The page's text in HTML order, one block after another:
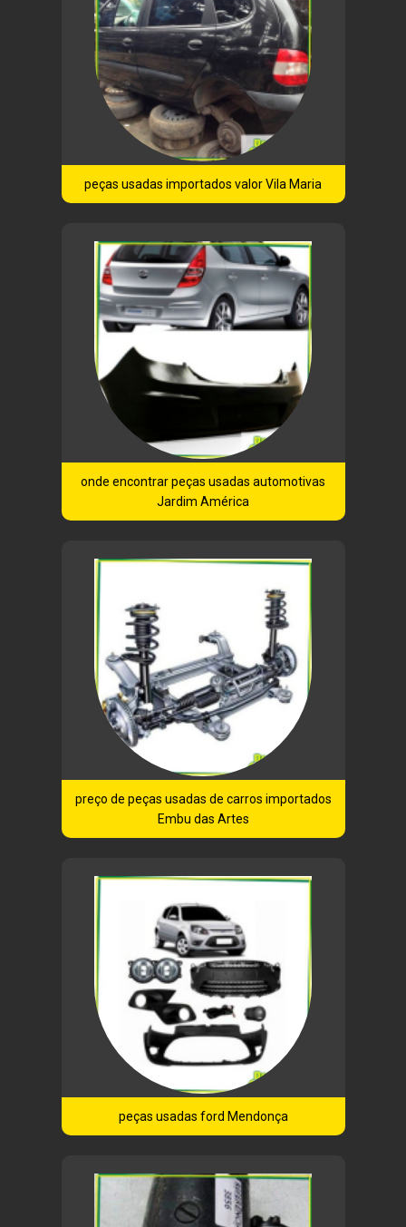
peças usadas importados valor Vila Maria
onde encontrar peças usadas automotivas
Jardim América
preço de peças usadas de carros importados
Embu das Artes
peças usadas ford Mendonça